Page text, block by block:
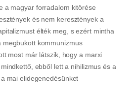
a magyar forradalom kitörése
és nem keresztények a
élték meg, s ezért mintha
megbukott kommunizmus
most már látszik, hogy a marxi
ebből lett a nihilizmus és a
mai elidegenedésünket